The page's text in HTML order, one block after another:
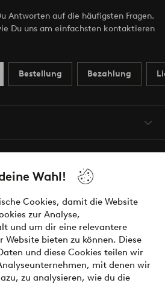
Wahl!
Cookies, damit die Website
zur Analyse,
und um dir eine relevantere
Website bieten zu können. Diese
und diese Cookies teilen wir
mit denen wir
zu analysieren, wie du die
Antworten auf die häufigsten Fragen.
Du uns am einfachsten kontaktieren
Bestellung Bezahlung
- Jetzt bezahlen oder aufteilen